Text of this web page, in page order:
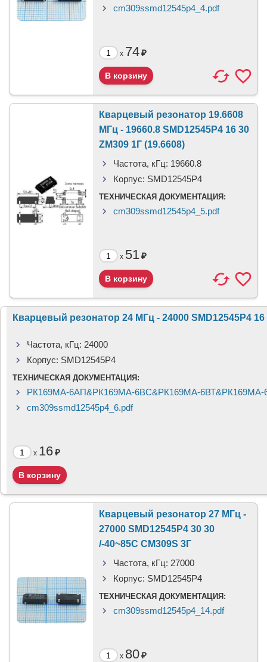
cm309ssmd12545p4_4.pdf
x 74₽
Кварцевый резонатор 19.6608
МГц - 19660.8 SMD12545P4 16 30
ZM309 1Г (19.6608)
Частота, кГц: 19660.8
Корпус: SMD12545P4
ТЕХНИЧЕСКАЯ ДОКУМЕНТАЦИЯ:
cm309ssmd12545p4_5.pdf
x 51₽
Кварцевый резонатор 24 МГц - 24000 SMD12545P4 16
Частота, кГц: 24000
Корпус: SMD12545P4
ТЕХНИЧЕСКАЯ ДОКУМЕНТАЦИЯ:
РК169МА-6АП&РК169МА-6ВС&РК169МА-
cm309ssmd12545p4_6.pdf
x 16₽
Кварцевый резонатор 27 МГц -
27000 SMD12545P4 30 30
/-40~85C CM309S 3Г
Частота, кГц: 27000
Корпус: SMD12545P4
ТЕХНИЧЕСКАЯ ДОКУМЕНТАЦИЯ:
cm309ssmd12545p4_14.pdf
x 80₽